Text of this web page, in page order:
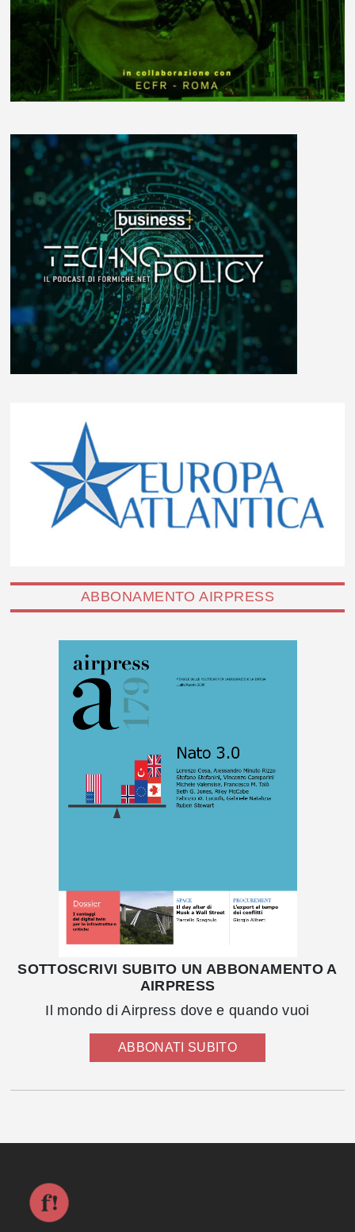
ABBONAMENTO AIRPRESS
SOTTOSCRIVI SUBITO UN ABBONAMENTO A
AIRPRESS
Il mondo di Airpress dove e quando vuoi
ABBONATI SUBITO